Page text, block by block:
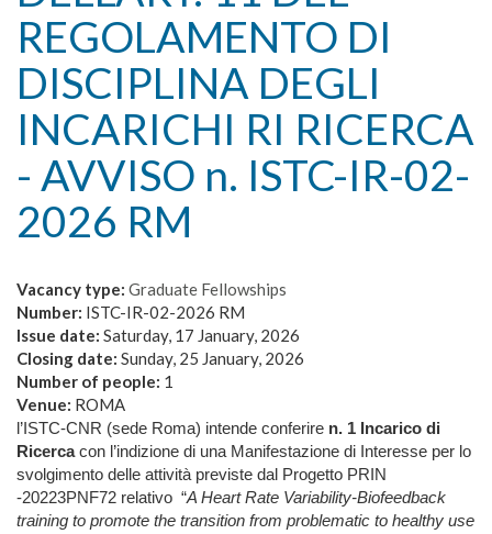
REGOLAMENTO DI
DISCIPLINA DEGLI
INCARICHI RI RICERCA
- AVVISO n. ISTC-IR-02-
2026 RM
Vacancy type: Graduate Fellowships
Number: ISTC-IR-02-2026 RM
Issue date: Saturday, 17 January, 2026
Closing date: Sunday, 25 January, 2026
Number of people: 1
Venue: ROMA
l’ISTC-CNR (sede Roma) intende conferire n. 1 Incarico di
Ricercacon l’indizione di una Manifestazione di Interesse per lo
svolgimento delle attività previste dal Progetto PRIN
-20223PNF72 relativo “A Heart Rate Variability-Biofeedback
training to promote the transition from problematic to healthy use